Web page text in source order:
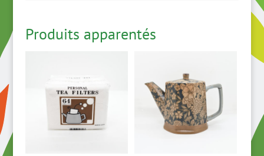
Produits apparentés